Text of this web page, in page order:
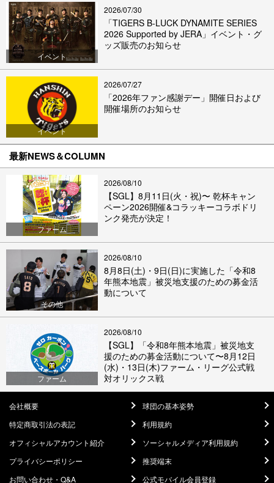
イベント
2026/07/30
「TIGERS B-LUCK DYNAMITE SERIES
2026 Supported by JERA」イベント・グ
ッズ販売のお知らせ
イベント
2026/07/27
「2026年ファン感謝デー」開催日および
開催場所のお知らせ
最新NEWS＆COLUMN
ファーム
2026/08/10
【SGL】8月11日(火・祝)〜 乾杯キャン
ペーン2026開催&コラッキーコラボドリ
ンク発売が決定！
その他
2026/08/10
8月8日(土)・9日(日)に実施した「令和8
年熊本地震」被災地支援のための募金活
動について
ファーム
2026/08/10
【SGL】「令和8年熊本地震」被災地支
援のための募金活動について〜8月12日
(水)・13日(木)ファーム・リーグ公式戦
対オリックス戦
会社概要
球団の基本姿勢
特定商取引法の表記
利用規約
オフィシャルアカウント紹介
ソーシャルメディア利用規約
プライバシーポリシー
推奨端末
お問い合わせ・Q&A
公式モバイル会員登録